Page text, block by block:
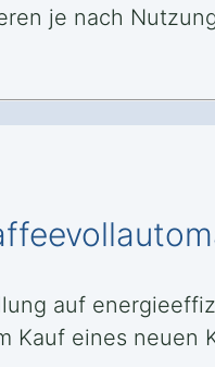
je nach
auf
Kauf eines